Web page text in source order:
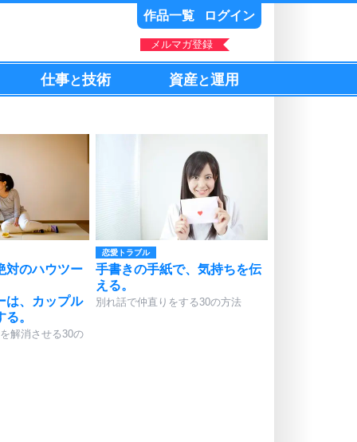
作品一覧 ログイン
メルマガ登録
仕事と技術 資産と運用
対のハウツー
は、カップル
。
解消させる30の
恋愛トラブル
手書きの手紙で、気持ちを伝
える。
別れ話で仲直りをする30の方法